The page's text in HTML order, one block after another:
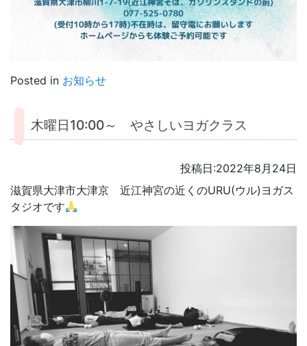
Posted in お知らせ
木曜日10:00～ やさしいヨガクラス
投稿日:2022年8月24日
滋賀県大津市大津京 近江神宮の近くのURU(ウル)ヨガス
タジオです